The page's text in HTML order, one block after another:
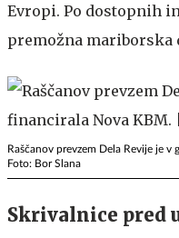
Evropi. Po dostopnih
premožna
Raščanov prevzem Dela Revije je
Foto: Bor Slana
Skrivalnice pred